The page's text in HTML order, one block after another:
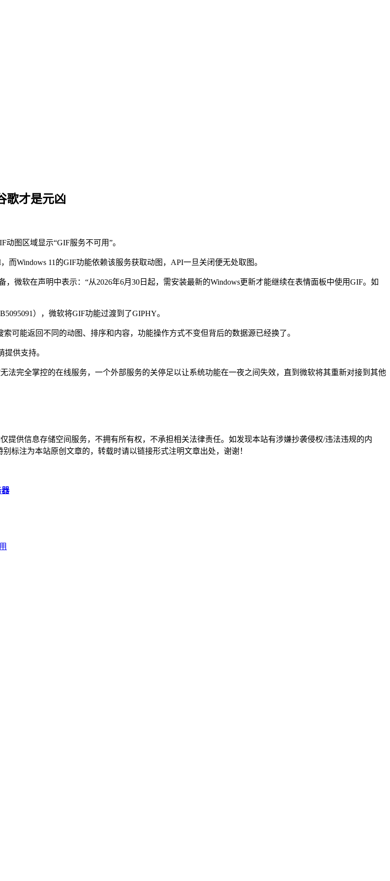
歌才是元凶
图区域显示“GIF服务不可用”。
而Windows 11的GIF功能依赖该服务获取动图，API一旦关闭便无处取图。
微软在声明中表示：“从2026年6月30日起，需安装最新的Windows更新才能继续在表情面板中使用GIF。如
），微软将GIF功能过渡到了GIPHY。
可能返回不同的动图、排序和内容，功能操作方式不变但背后的数据源已经换了。
供支持。
法完全掌控的在线服务，一个外部服务的关停足以让系统功能在一夜之间失效，直到微软将其重新对接到其他
提供信息存储空间服务，不拥有所有权，不承担相关法律责任。如发现本站有涉嫌抄袭侵权/违法违规的内
标注为本站原创文章的，转载时请以链接形式注明文章出处，谢谢！
器